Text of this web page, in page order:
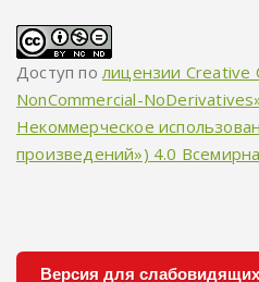
Доступ по лицензии Creative
NonCommercial-
Некоммерческое
произведений») 4.0
Версия для